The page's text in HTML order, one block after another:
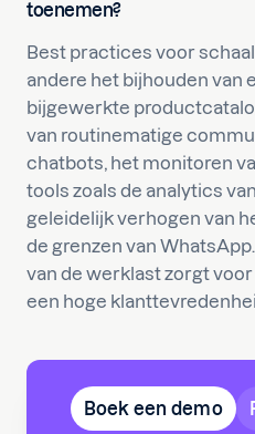
toenemen?
Best practices voor
andere het bijhouden van
bijgewerkte
van routinematige
chatbots, het monitoren
tools zoals de analytics
geleidelijk verhogen van
de grenzen van
van de werklast zorgt
een hoge
Boek een demo